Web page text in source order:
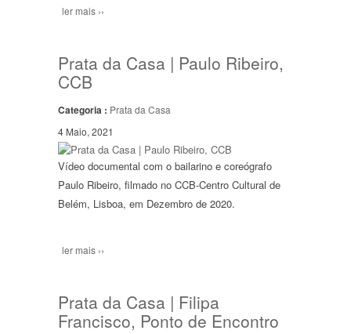
ler mais ››
Prata da Casa | Paulo Ribeiro,
CCB
Categoria : Prata da Casa
4 Maio, 2021
Vídeo documental com o bailarino e coreógrafo
Paulo Ribeiro, filmado no CCB-Centro Cultural de
Belém, Lisboa, em Dezembro de 2020.
ler mais ››
Prata da Casa | Filipa
Francisco, Ponto de Encontro